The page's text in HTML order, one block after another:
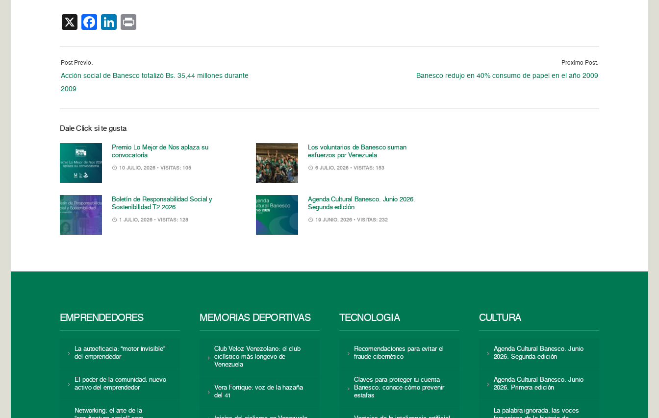
X Facebook
LinkedIn
Post Previo:
Acción social de Banesco totalizó Bs. 35,44 millones durante
2009
Proximo Post:
Banesco redujo en 40% consumo de papel en el año 2009
Dale Click si te gusta
Premio Lo Mejor de Nos aplaza su
convocatoria
10 JULIO, 2026 • VISITAS: 105
Los voluntarios de Banesco suman
esfuerzos por Venezuela
6 JULIO, 2026 • VISITAS: 153
Boletín de Responsabilidad Social y
Sostenibilidad T2 2026
1 JULIO, 2026 • VISITAS: 128
Agenda Cultural Banesco. Junio 2026.
Segunda edición
19 JUNIO, 2026 • VISITAS: 232
EMPRENDEDORES
La autoeficacia: “motor invisible”
del emprendedor
El poder de la comunidad: nuevo
activo del emprendedor
Networking: el arte de la
MEMORIAS DEPORTIVAS
Club Veloz Venezolano: el club
ciclístico más longevo de
Venezuela
Vera Fortique: voz de la hazaña
del 41
TECNOLOGÍA
Recomendaciones para evitar el
fraude cibernético
Claves para proteger tu cuenta
Banesco: conoce cómo prevenir
estafas
CULTURA
Agenda Cultural Banesco. Junio
2026. Segunda edición
Agenda Cultural Banesco. Junio
2026. Primera edición
La palabra ignorada: las voces